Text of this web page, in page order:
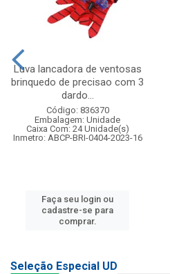
Luva lancadora de ventosas
brinquedo de precisao com 3
dardo...
Código: 836370
Embalagem: Unidade
Caixa Com: 24 Unidade(s)
Inmetro: ABCP-BRI-0404-2023-16
Faça seu login ou
cadastre-se para
comprar.
Seleção Especial UD